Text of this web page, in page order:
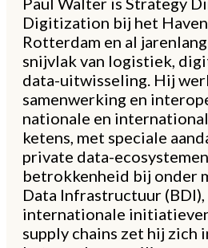
Digitization bij het
Rotterdam en al
snijvlak van logistiek,
data-uitwisseling. Hij
samenwerking en
nationale en
ketens, met speciale
private data-
betrokkenheid bij onder
Data Infrastructuur (BDI),
internationale
supply chains zet hij zich